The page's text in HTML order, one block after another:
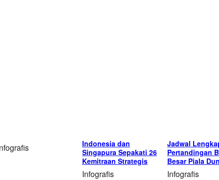
Indonesia dan
Singapura Sepakati 26
Kemitraan Strategis
Infografis
Jadwal
Pertandingan
Besar Piala
Infografis